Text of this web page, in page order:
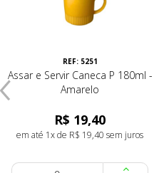
REF: 5251
Assar e Servir Caneca P 180ml -
Amarelo
R$ 19,40
em até 1x de R$ 19,40 sem juros